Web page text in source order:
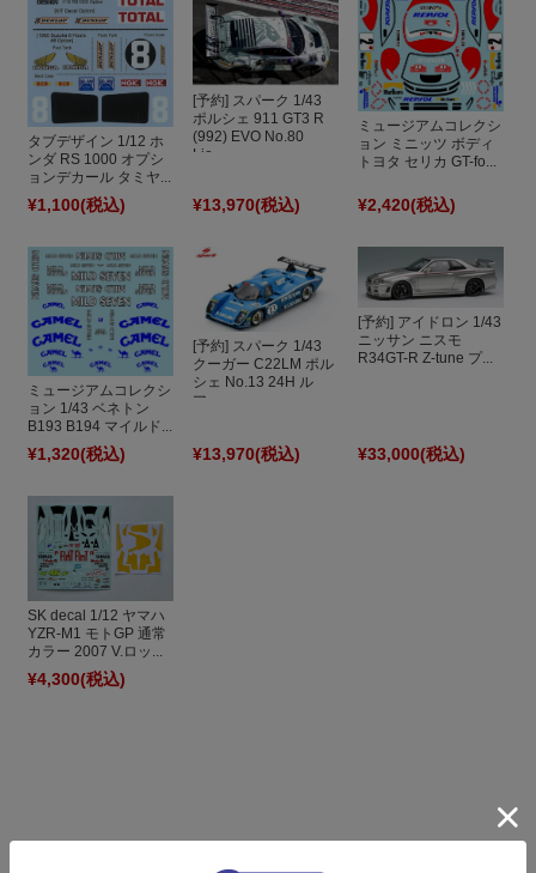
タブデザイン 1/12 ホ
ンダ RS 1000 オプシ
ョンデカール タミヤ...
¥1,100(税込)
[予約] スパーク 1/43
ポルシェ 911 GT3 R
(992) EVO No.80
Lio...
¥13,970(税込)
ミュージアムコレクシ
ョン ミニッツ ボディ
トヨタ セリカ GT-fo...
¥2,420(税込)
ミュージアムコレクシ
ョン 1/43 ベネトン
B193 B194 マイルド...
¥1,320(税込)
[予約] スパーク 1/43
クーガー C22LM ポル
シェ No.13 24H ル
マ...
¥13,970(税込)
[予約] アイドロン 1/43
ニッサン ニスモ
R34GT-R Z-tune プ...
¥33,000(税込)
SK decal 1/12 ヤマハ
YZR-M1 モトGP 通常
カラー 2007 V.ロッ...
¥4,300(税込)